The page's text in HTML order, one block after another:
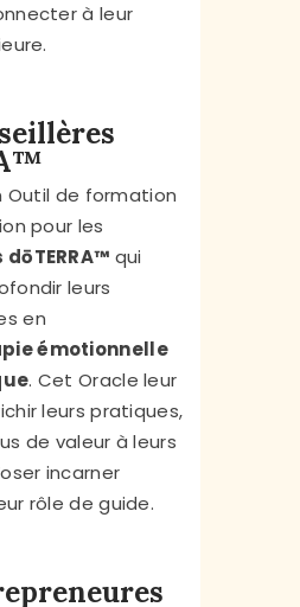
à leur
Outil de formation
pour les
qui
leurs
en
émotionnelle
. Cet Oracle leur
leurs pratiques,
de valeur à leurs
incarner
rôle de guide.